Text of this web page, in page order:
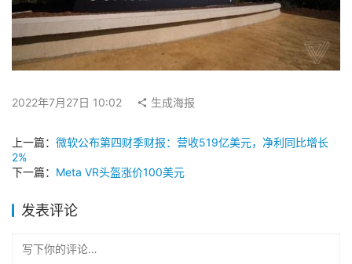
2022年7月27日 10:02 生成海报
上一篇： 微软公布第四财季财报：营收519亿美元，净利同比增长
2%
下一篇： Meta VR头盔涨价100美元
发表评论